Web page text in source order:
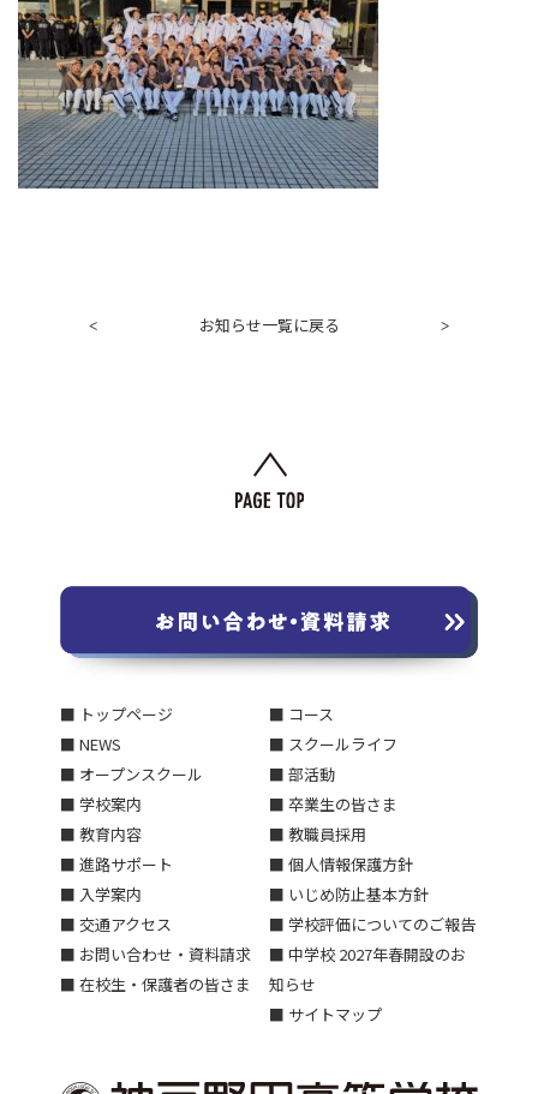
< お知らせ一覧に戻る >
■ トップページ
■ NEWS
■ オープンスクール
■ 学校案内
■ 教育内容
■ 進路サポート
■ 入学案内
■ 交通アクセス
■ お問い合わせ・資料請求
■ 在校生・保護者の皆さま
■ コース
■ スクールライフ
■ 部活動
■ 卒業生の皆さま
■ 教職員採用
■ 個人情報保護方針
■ いじめ防止基本方針
■ 学校評価についてのご報告
■ 中学校 2027年春開設のお
知らせ
■ サイトマップ